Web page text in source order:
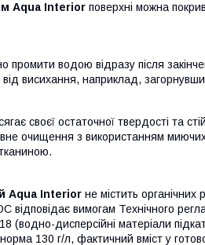
Aqua Interior поверхні можна
промити водою відразу після
висихання, наприклад,
своєї остаточної твердості та
очищення з використанням
Aqua Interior не містить органічних
відповідає вимогам Технічного
дисперсійні матеріали
норма 130 г/л, фактичний вміст у